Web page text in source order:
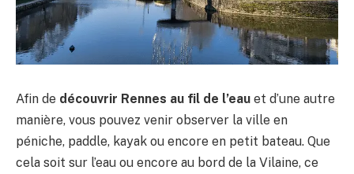
Afin de découvrir Rennes au fil de l’eau et d’une autre
manière, vous pouvez venir observer la ville en
péniche, paddle, kayak ou encore en petit bateau. Que
cela soit sur l’eau ou encore au bord de la Vilaine, ce